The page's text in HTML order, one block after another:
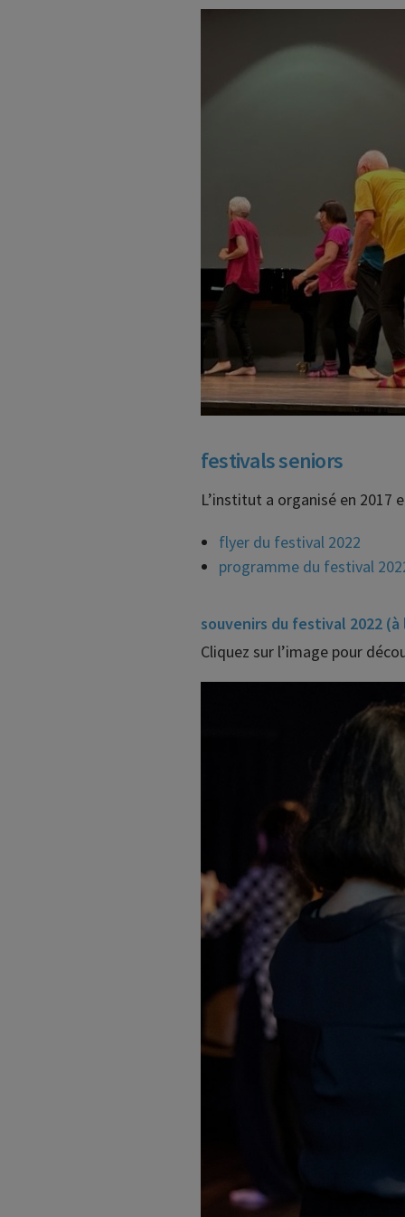
festivals seniors
L’institut a organisé en 2017
flyer du festival 2022
programme du festival
souvenirs du festival 2022
Cliquez sur l’image pour